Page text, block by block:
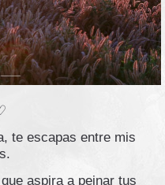
te escapas entre mis
aspira a peinar tus